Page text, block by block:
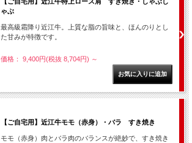
ゃぶ
最高級霜降り近江牛。上質な脂の旨味と、ほんのりとし
た甘みが特徴です。
価格： 9,400円(税抜 8,704円) ～
【ご自宅用】近江牛モモ（赤身）・バラ すき焼き
モモ（赤身）肉とバラ肉のバランスが絶妙で、すき焼き